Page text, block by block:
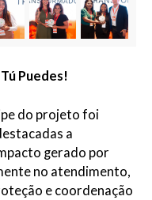
Puedes!
do projeto foi
a
gerado por
no atendimento,
e coordenação